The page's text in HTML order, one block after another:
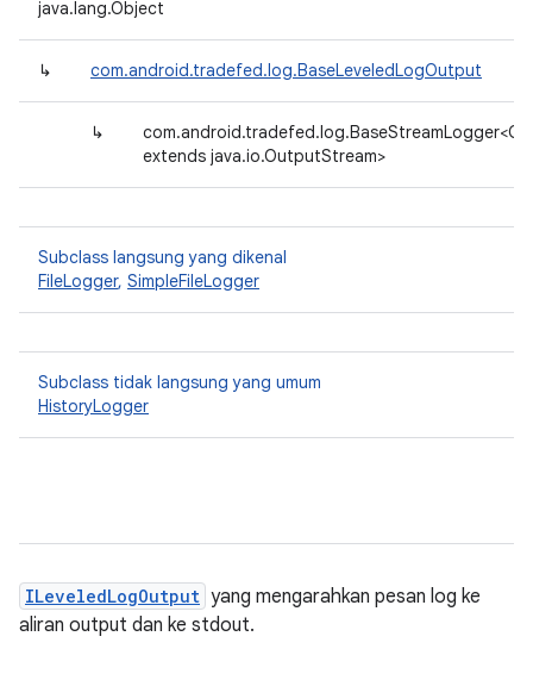
java.lang.Object
↳ com.android.tradefed.log.BaseLeveledLogOutput
↳
com.android.tradefed.log.BaseStreamLogger<OS
extends java.io.OutputStream>
Subclass langsung yang dikenal
FileLogger, SimpleFileLogger
Subclass tidak langsung yang umum
HistoryLogger
ILeveledLogOutput yang mengarahkan pesan log ke
aliran output dan ke stdout.